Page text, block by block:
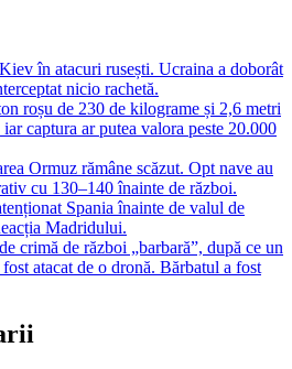
în atacuri rusești. Ucraina a doborât
nicio rachetă.
roșu de 230 de kilograme și 2,6 metri
captura ar putea valora peste 20.000
Ormuz rămâne scăzut. Opt nave au
cu 130–140 înainte de război.
Spania înainte de valul de
Madridului.
crimă de război „barbară”, după ce un
atacat de o dronă. Bărbatul a fost